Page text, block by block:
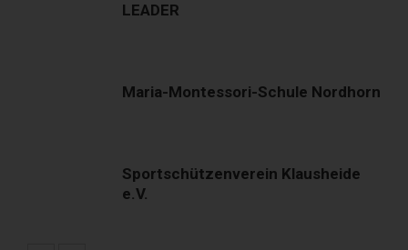
LEADER
Maria-Montessori-Schule Nordhorn
Sportschützenverein Klausheide
e.V.